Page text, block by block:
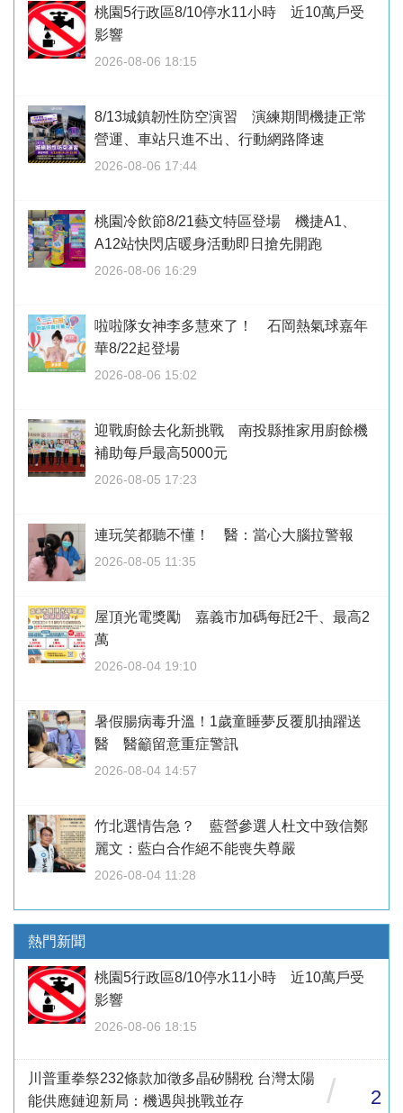
桃園5行政區8/10停水11小時 近10萬戶受
影響
2026-08-06 18:15
8/13城鎮韌性防空演習 演練期間機捷正常
營運、車站只進不出、行動網路降速
2026-08-06 17:44
桃園冷飲節8/21藝文特區登場 機捷A1、
A12站快閃店暖身活動即日搶先開跑
2026-08-06 16:29
啦啦隊女神李多慧來了！ 石岡熱氣球嘉年
華8/22起登場
2026-08-06 15:02
迎戰廚餘去化新挑戰 南投縣推家用廚餘機
補助每戶最高5000元
2026-08-05 17:23
連玩笑都聽不懂！ 醫：當心大腦拉警報
2026-08-05 11:35
屋頂光電獎勵 嘉義市加碼每瓩2千、最高2
萬
2026-08-04 19:10
暑假腸病毒升溫！1歲童睡夢反覆肌抽躍送
醫 醫籲留意重症警訊
2026-08-04 14:57
竹北選情告急？ 藍營參選人杜文中致信鄭
麗文：藍白合作絕不能喪失尊嚴
2026-08-04 11:28
熱門新聞
桃園5行政區8/10停水11小時 近10萬戶受
影響
2026-08-06 18:15
川普重拳祭232條款加徵多晶矽關稅 台灣太陽
能供應鏈迎新局：機遇與挑戰並存
/ 2